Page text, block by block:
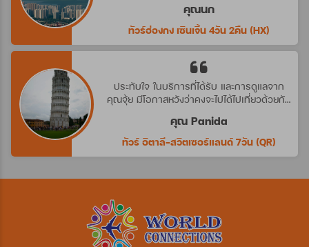
บริษัทนี้อีกค่ะ
คุณนก
ทัวร์ฮ่องกง เซินเจิ้น 4วัน 2คืน (HX)
ประทับใจ ในบริการที่ได้รับ และการดูแลจาก
คุณจุ้ย มีโอกาสหวังว่าคงจะไปได้ไปเที่ยวด้วยกัน
คุณ Panida
ทัวร์ อิตาลี-สวิตเซอร์แลนด์ 7วัน (QR)